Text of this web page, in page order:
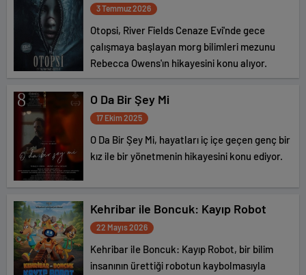
3 Temmuz 2026
Otopsi, River Fields Cenaze Evi'nde gece
çalışmaya başlayan morg bilimleri mezunu
Rebecca Owens'ın hikayesini konu alıyor.
O Da Bir Şey Mi
17 Ekim 2025
O Da Bir Şey Mi, hayatları iç içe geçen genç bir
kız ile bir yönetmenin hikayesini konu ediyor.
Kehribar ile Boncuk: Kayıp Robot
22 Mayıs 2026
Kehribar ile Boncuk: Kayıp Robot, bir bilim
insanının ürettiği robotun kaybolmasıyla